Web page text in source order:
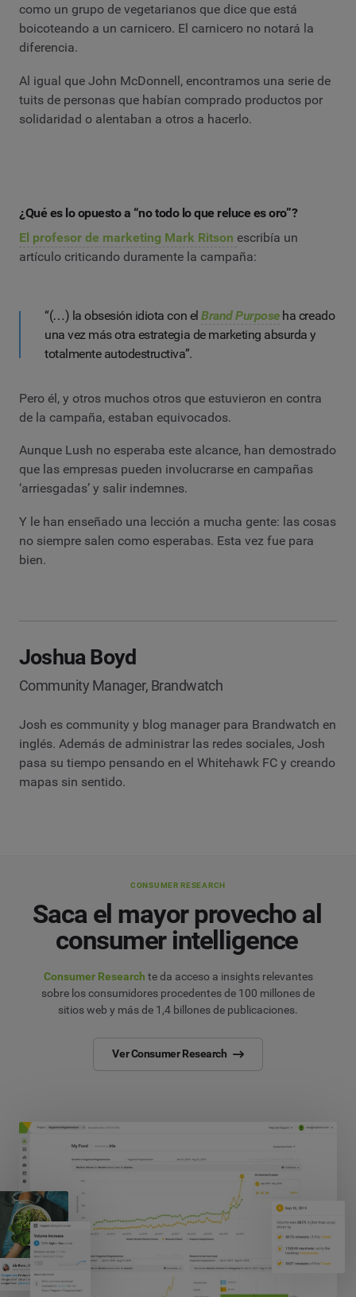
como un grupo de vegetarianos que dice que está
boicoteando a un carnicero. El carnicero no notará la
diferencia.
Al igual que John McDonnell, encontramos una serie de
tuits de personas que habían comprado productos por
solidaridad o alentaban a otros a hacerlo.
¿Qué es lo opuesto a “no todo lo que reluce es oro”?
El profesor de marketing Mark Ritson escribía un
artículo criticando duramente la campaña:
“(…) la obsesión idiota con elBrand Purposeha creado
una vez más otra estrategia de marketing absurda y
totalmente autodestructiva”.
Pero él, y otros muchos otros que estuvieron en contra
de la campaña, estaban equivocados.
Aunque Lush no esperaba este alcance, han demostrado
que las empresas pueden involucrarse en campañas
‘arriesgadas’ y salir indemnes.
Y le han enseñado una lección a mucha gente: las cosas
no siempre salen como esperabas. Esta vez fue para
bien.
Joshua Boyd
Community Manager, Brandwatch
Josh es community y blog manager para Brandwatch en
inglés. Además de administrar las redes sociales, Josh
pasa su tiempo pensando en el Whitehawk FC y creando
mapas sin sentido.
CONSUMER RESEARCH
Saca el mayor provecho al
consumer intelligence
Consumer Research te da acceso a insights relevantes
sobre los consumidores procedentes de 100 millones de
sitios web y más de 1,4 billones de publicaciones.
Ver Consumer Research